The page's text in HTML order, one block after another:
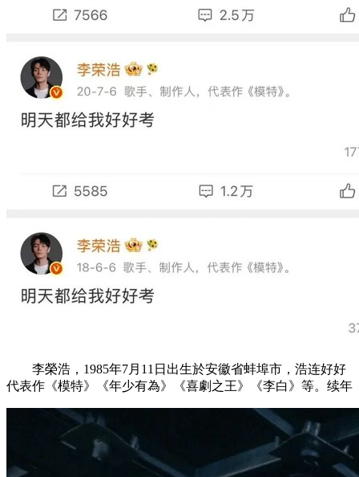
李榮浩，1985年7月11日出生於安徽省蚌埠市，浩连好好
代表作《模特》《年少有為》《喜劇之王》《李白》等。续年